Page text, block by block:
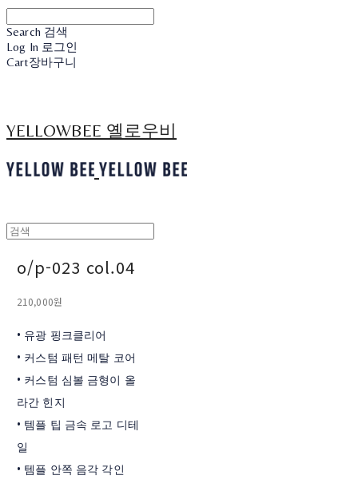
Search 검색
Log In 로그인
Cart장바구니
YELLOWBEE 옐로우비
o/p-023 col.04
210,000원
• 유광 핑크클리어
• 커스텀 패턴 메탈 코어
• 커스텀 심볼 금형이 올
라간 힌지
• 템플 팁 금속 로고 디테
일
• 템플 안쪽 음각 각인